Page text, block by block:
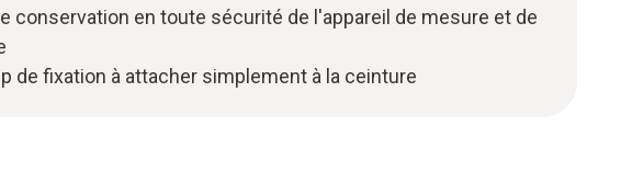
conservation en toute sécurité de l'appareil de mesure et de
de fixation à attacher simplement à la ceinture